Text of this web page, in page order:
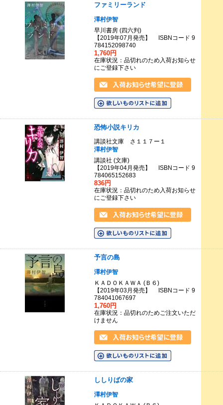
ファミリーランド
澤村伊智
早川書房 (四六判)
【2019年07月発売】 ISBNコード 9
784152098740
1,760円
在庫状況：品切れのため入荷お知らせ
にご登録下さい
恐怖小説キリカ
講談社文庫 さ１１７ー１
澤村伊智
講談社 (文庫)
【2019年04月発売】 ISBNコード 9
784065152683
836円
在庫状況：品切れのため入荷お知らせ
にご登録下さい
予言の島
澤村伊智
ＫＡＤＯＫＡＷＡ (Ｂ６)
【2019年03月発売】 ISBNコード 9
784041067697
1,760円
在庫状況：品切れのためご注文いただ
けません
ししりばの家
澤村伊智